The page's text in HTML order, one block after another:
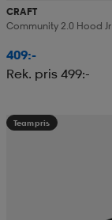
CRAFT
Community 2.0 Hood Jr
409:-
Rek. pris 499:-
Teampris